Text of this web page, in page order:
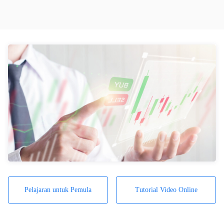
Pelajaran untuk Pemula Tutorial Video Online